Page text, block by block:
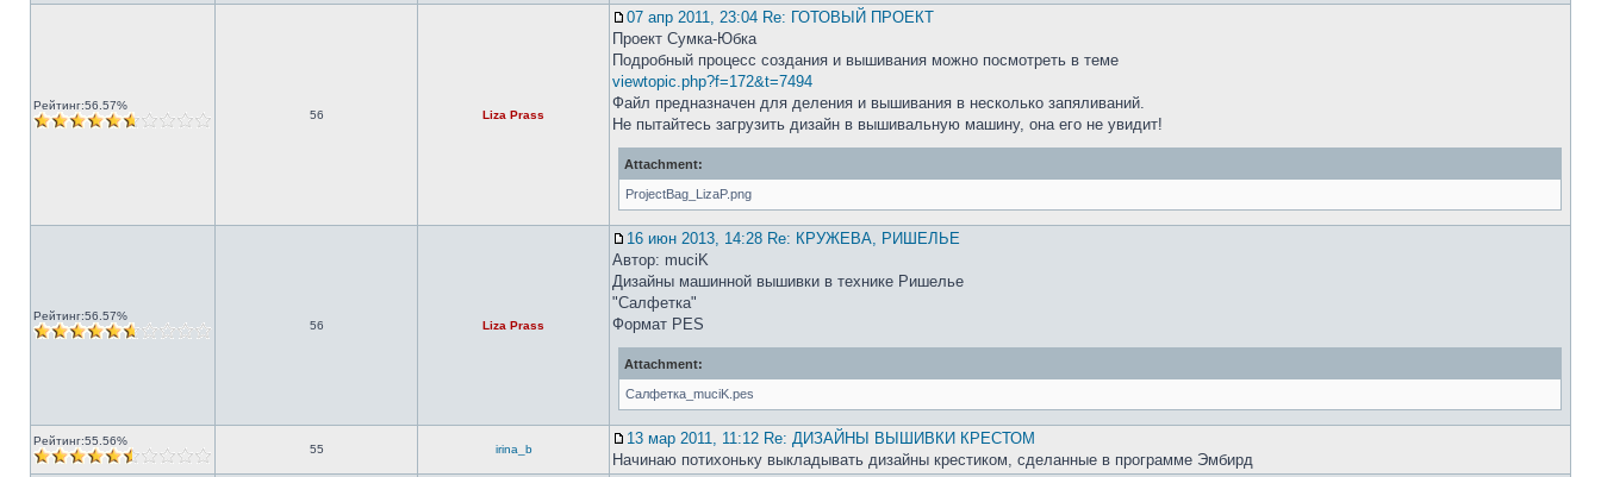
Рейтинг:56.57%
56 Liza Prass
07 апр 2011, 23:04 Re: ГОТОВЫЙ ПРОЕКТ
Проект Сумка-Юбка
Подробный процесс создания и вышивания можно посмотреть в теме
viewtopic.php?f=172&t=7494
Файл предназначен для деления и вышивания в несколько запяливаний.
Не пытайтесь загрузить дизайн в вышивальную машину, она его не увидит!
Attachment:
ProjectBag_LizaP.png
Рейтинг:56.57%
56 Liza Prass
16 июн 2013, 14:28 Re: КРУЖЕВА, РИШЕЛЬЕ
Автор: muciK
Дизайны машинной вышивки в технике Ришелье
"Салфетка"
Формат PES
Attachment:
Салфетка_muciK.pes
Рейтинг:55.56%
55 irina_b
13 мар 2011, 11:12 Re: ДИЗАЙНЫ ВЫШИВКИ КРЕСТОМ
Начинаю потихоньку выкладывать дизайны крестиком, сделанные в программе Эмбирд